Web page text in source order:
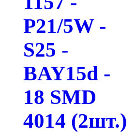
P21/5W -
S25 -
BAY15d -
18 SMD
4014 (2шт.)